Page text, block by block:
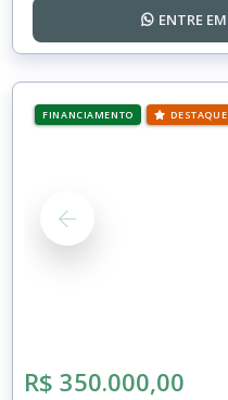
ENTRE EM
FINANCIAMENTO DESTAQUE
R$ 350.000,00